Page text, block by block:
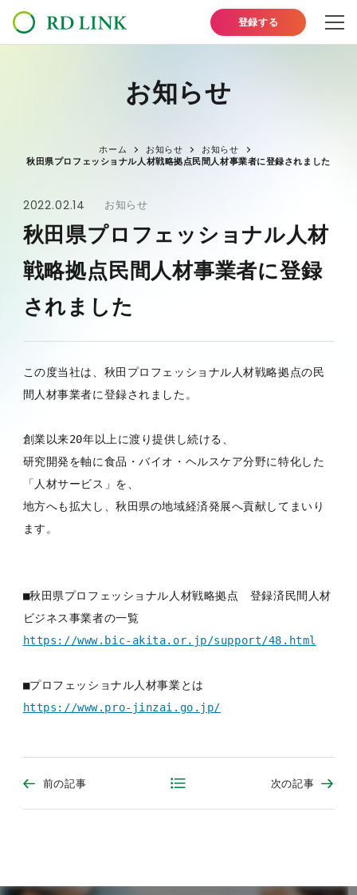
登録する
お知らせ
ホーム お知らせ
お知らせ
秋田県プロフェッショナル人材戦略拠点民間人材事業者に登録されました
2022.02.14 お知らせ
秋田県プロフェッショナル人材
戦略拠点民間人材事業者に登録
されました
この度当社は、秋田プロフェッショナル人材戦略拠点の民
間人材事業者に登録されました。
創業以来20年以上に渡り提供し続ける、
研究開発を軸に食品・バイオ・ヘルスケア分野に特化した
「人材サービス」を、
地方へも拡大し、秋田県の地域経済発展へ貢献してまいり
ます。
■秋田県プロフェッショナル人材戦略拠点　登録済民間人材
https://www.bic-akita.or.jp/support/48.html
https://www.pro-jinzai.go.jp/
前の記事 次の記事